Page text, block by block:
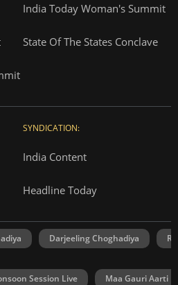
India Today Woman's Summit
State Of The States Conclave
SYNDICATION:
India Content
Headline Today
Darjeeling Choghadiya
Session Live Maa Gauri Aarti